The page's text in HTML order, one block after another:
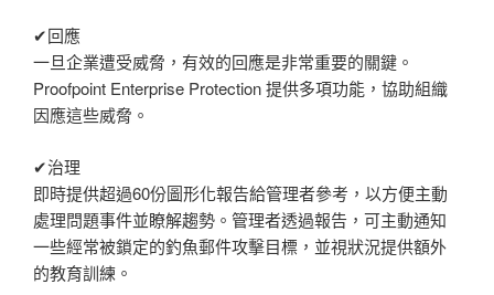
✔回應
一旦企業遭受威脅，有效的回應是非常重要的關鍵。
Proofpoint Enterprise Protection 提供多項功能，協助組織
因應這些威脅。
✔治理
即時提供超過60份圖形化報告給管理者參考，以方便主動
處理問題事件並瞭解趨勢。管理者透過報告，可主動通知
一些經常被鎖定的釣魚郵件攻擊目標，並視狀況提供額外
的教育訓練。